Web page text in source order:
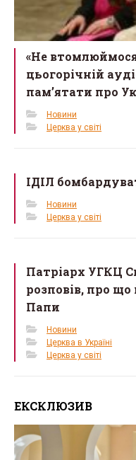
«Не
цьогорічній
пам’ятати про
Новини
Церква у світі
ІДІЛ
Новини
Церква у світі
Патріарх УГКЦ
розповів, про
Папи
Новини
Церква в Україні
Церква у світі
ЕКСКЛЮЗИВ